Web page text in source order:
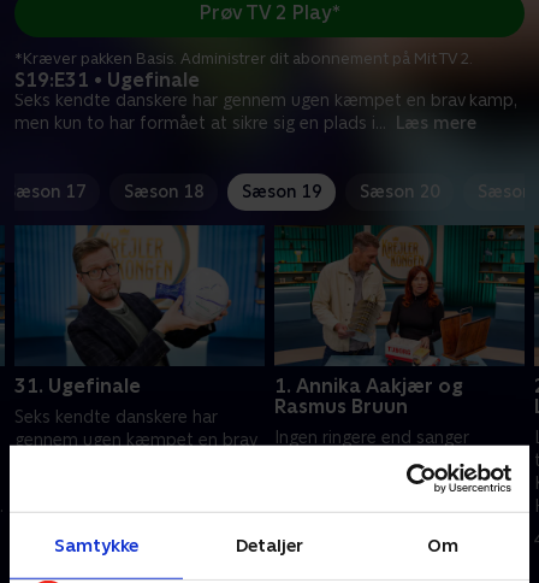
Samtykke Detaljer Om
S19:E31 • Ugefinale
Seks kendte danskere har gennem ugen kæmpet en brav kamp,
men kun to har formået at sikre sig en plads i... Læs mere
Prøv TV 2 Play*
*Kræver pakken Basis. Administrer dit abonnement på Mit TV 2.
Sæson 17 Sæson 18 Sæson 19 Sæson 20 Sæson
31. Ugefinale
Seks kendte danskere har
gennem ugen kæmpet en brav
sidste og afgørende
25. september 2024 • 30 min
1. Annika Aakjær og
Rasmus Bruun
Ingen ringere end sanger
Annika Aakjær og skuespiller
Rasmus Bruun sætter gang i
Egelind og Steen Langeberg.
3. februar 2025 • 29 min